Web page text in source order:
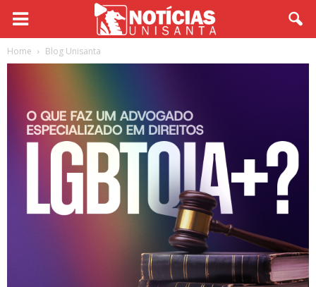
Home Blog Unisanta